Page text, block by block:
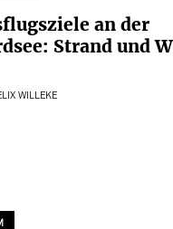
an der
Strand und
WILLEKE